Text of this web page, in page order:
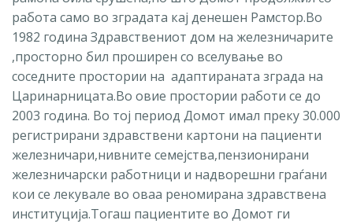
работа само во зградата кај денешен Рамстор.Во
1982 година Здравствениот дом на железничарите
,просторно бил проширен со вселување во
соседните простории на адаптираната зграда на
Царинарницата.Во овие простории работи се до
2003 година. Во тој период Домот имал преку 30.000
регистрирани здравствени картони на пациенти
железничари,нивните семејства,пензионирани
железничарски работници и надворешни граѓани
кои се лекувале во оваа реномирана здравствена
институција.Тогаш пациентите во Домот ги